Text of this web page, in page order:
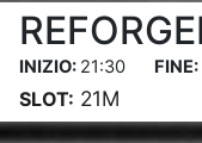
21:30
SLOT: 21M